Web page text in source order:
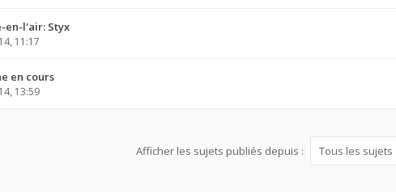
en-l'air: Styx
11:17
en cours
13:59
Afficher les sujets publiés depuis :